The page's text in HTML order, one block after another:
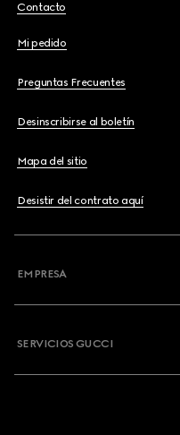
Contacto
Mi pedido
Preguntas Frecuentes
Desinscribirse al boletín
Mapa del sitio
Desistir del contrato aquí
EMPRESA
SERVICIOS GUCCI